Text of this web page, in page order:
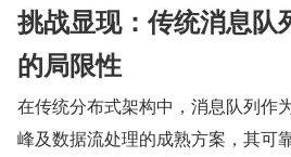
挑战显现：传统消息队
的局限性
在传统分布式架构中，消息队列作
峰及数据流处理的成熟方案，其可